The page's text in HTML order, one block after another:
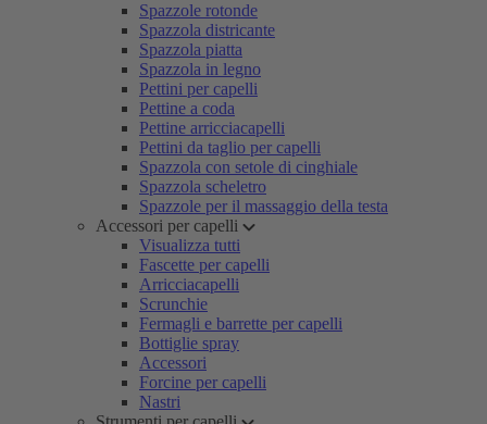
Spazzole rotonde
Spazzola districante
Spazzola piatta
Spazzola in legno
Pettini per capelli
Pettine a coda
Pettine arricciacapelli
Pettini da taglio per capelli
Spazzola con setole di cinghiale
Spazzola scheletro
Spazzole per il massaggio della testa
Accessori per capelli
Visualizza tutti
Fascette per capelli
Arricciacapelli
Scrunchie
Fermagli e barrette per capelli
Bottiglie spray
Accessori
Forcine per capelli
Nastri